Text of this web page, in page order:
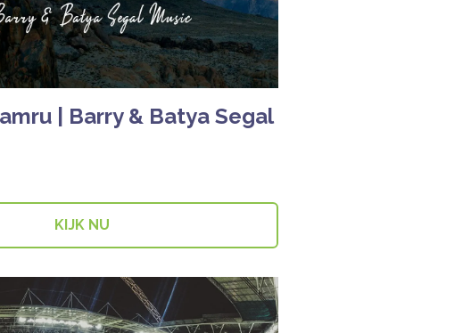
| Barry & Batya Segal
KIJK NU